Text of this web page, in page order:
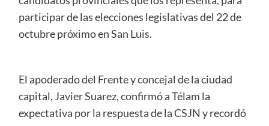
participar de las elecciones legislativas del 22 de
octubre próximo en San Luis.
El apoderado del Frente y concejal de la ciudad
capital, Javier Suarez, confirmó a Télam la
expectativa por la respuesta de la CSJN y recordó